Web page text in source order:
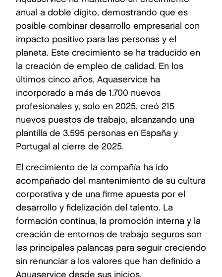
anual a doble dígito, demostrando que es
posible combinar desarrollo empresarial con
impacto positivo para las personas y el
planeta. Este crecimiento se ha traducido en
la creación de empleo de calidad. En los
últimos cinco años, Aquaservice ha
incorporado a más de 1.700 nuevos
profesionales y, solo en 2025, creó 215
nuevos puestos de trabajo, alcanzando una
plantilla de 3.595 personas en España y
Portugal al cierre de 2025.
El crecimiento de la compañía ha ido
acompañado del mantenimiento de su cultura
corporativa y de una firme apuesta por el
desarrollo y fidelización del talento. La
formación continua, la promoción interna y la
creación de entornos de trabajo seguros son
las principales palancas para seguir creciendo
sin renunciar a los valores que han definido a
Aquaservice desde sus inicios.